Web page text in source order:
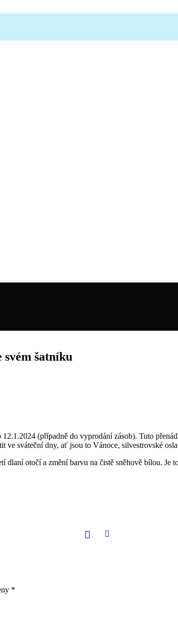
šatníku
(případně do vyprodání zásob). Tuto
ve sváteční dny, ať jsou to Vánoce, silvestrovské
otočí a změní barvu na čistě sněhově bílou. Je
*